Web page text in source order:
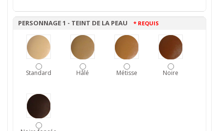
PERSONNAGE 1 - TEINT DE LA PEAU * REQUIS
Standard Hâlé Métisse Noire